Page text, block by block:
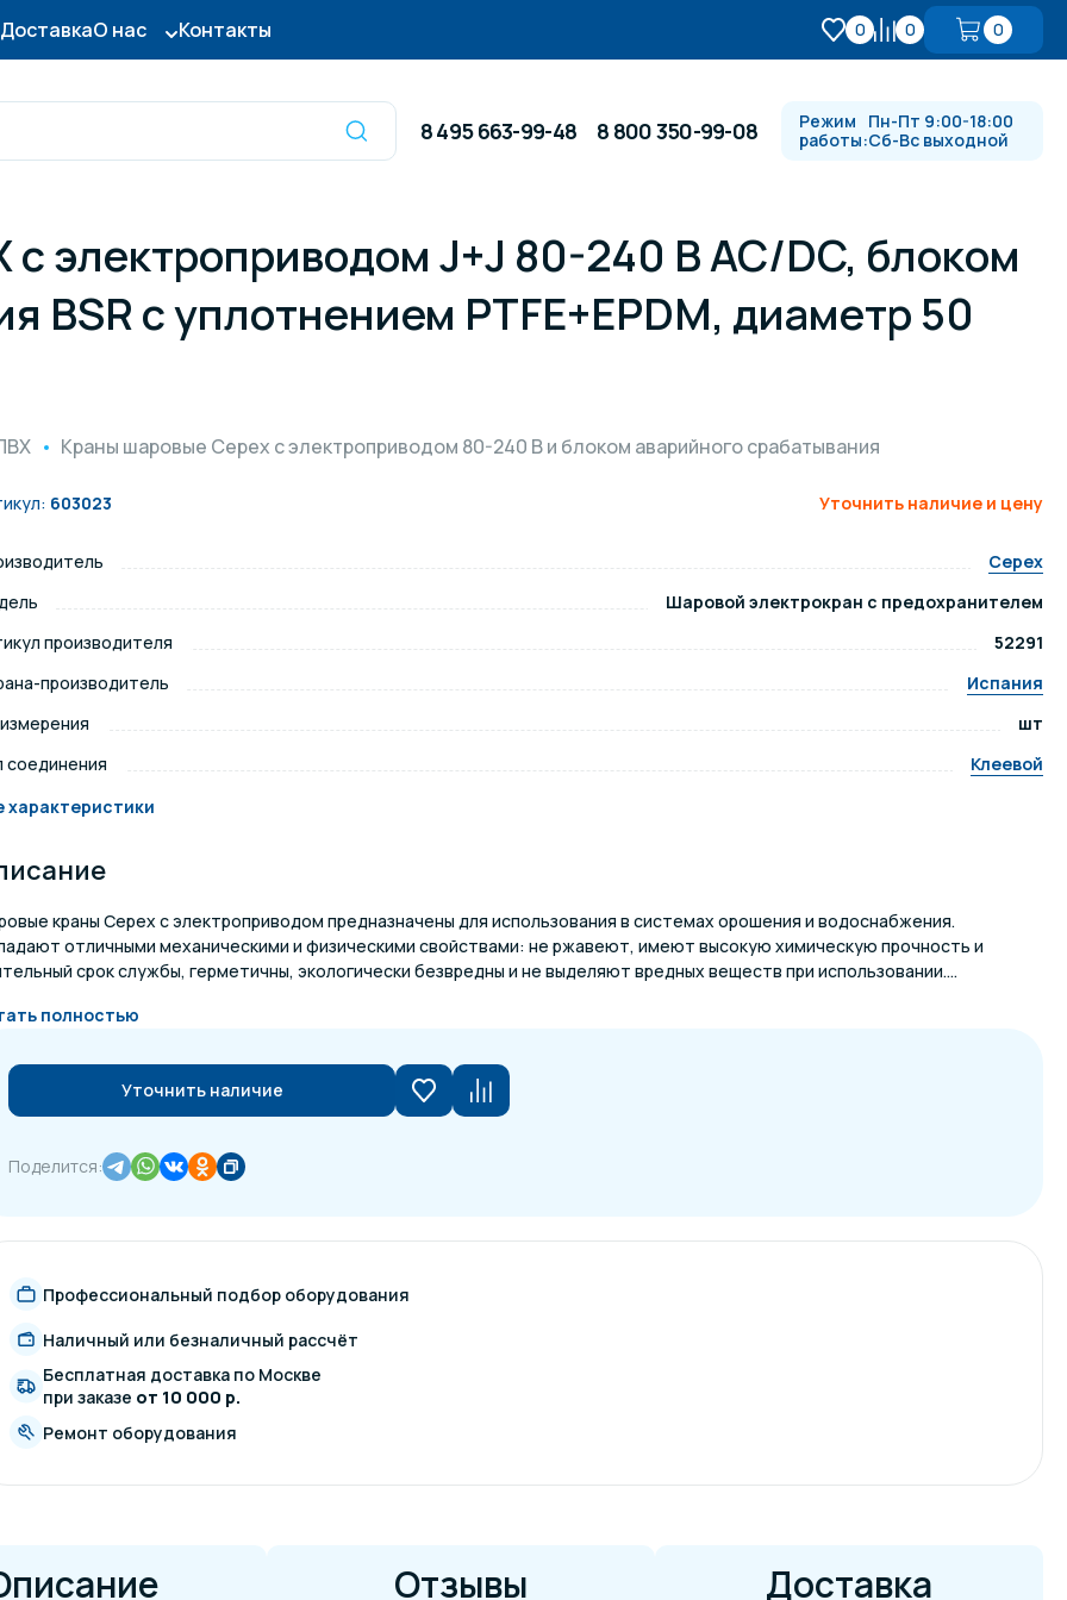
ДоставкаО нас Контакты 0 0 0
для бассейна
Оборудование для
дезинфекции
Противотоки и гидромассажи
Автоматика и
душевые стойки
покрытия Спортивный инвентарь
и подсветка для
8 495 663-99-48 8 800 350-99-08
Режим
работы:
Пн-Пт 9:00-18:00
Сб-Вс выходной
электроприводом J+J 80-240 В AC/DC, блоком
BSR с уплотнением PTFE+EPDM, диаметр 50
Краны шаровые Cepex с электроприводом 80-240 В и блоком аварийного срабатывания
603023 Уточнить наличие и цену
Cepex
Шаровой электрокран с предохранителем
производителя
52291
производитель
Испания
шт
соединения
Клеевой
характеристики
краны Cepex с электроприводом предназначены для использования в системах орошения и водоснабжения.
отличными механическими и физическими свойствами: не ржавеют, имеют высокую химическую прочность и
срок службы, герметичны, экологически безвредны и не выделяют вредных веществ при использовании....
полностью
Уточнить наличие
Поделится:
Профессиональный подбор оборудования
Наличный или безналичный рассчёт
Бесплатная доставка по Москве
при заказе от 10 000 р.
Ремонт оборудования
Отзывы Доставка